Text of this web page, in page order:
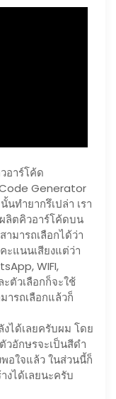
อาร์โค้ด
Generator
นทำยากรึเปล่า เรา
ลิตคิวอาร์โค้ดบน
มารถเลือกได้ว่า
ะแนนเสียงแต่ว่า
WIFI,
ตัวเลือกก็จะใช้
รถเลือกแล้วก็
ได้เลยครับผม โดย
วอักษรจะเป็นสีดำ
อใจแล้ว ในส่วนนี้ก็
งได้เลยนะครับ